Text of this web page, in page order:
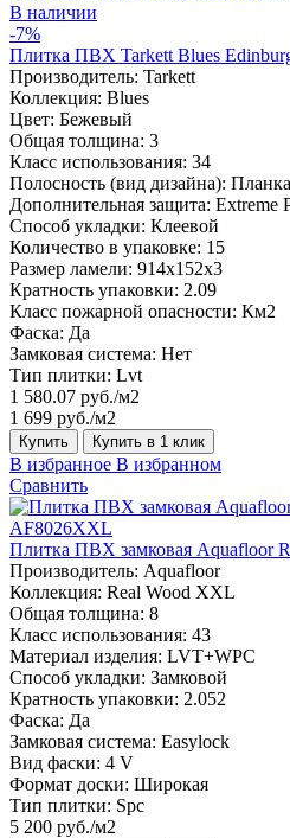
В наличии
-7%
Плитка ПВХ Tarkett Blues
Производитель: Tarkett
Коллекция: Blues
Цвет: Бежевый
Общая толщина: 3
Класс использования: 34
Полосность (вид дизайна): Планка
Дополнительная защита: Extreme
Способ укладки: Клеевой
Количество в упаковке: 15
Размер ламели: 914x152x3
Кратность упаковки: 2.09
Класс пожарной опасности: Км2
Фаска: Да
Замковая система: Нет
Тип плитки: Lvt
1 580.07 руб./м2
1 699 руб./м2
Купить Купить в 1 клик
В избранное В избранном
Сравнить
Плитка ПВХ замковая Aquafloor
Производитель: Aquafloor
Коллекция: Real Wood XXL
Общая толщина: 8
Класс использования: 43
Материал изделия: LVT+WPC
Способ укладки: Замковой
Кратность упаковки: 2.052
Фаска: Да
Замковая система: Easylock
Вид фаски: 4 V
Формат доски: Широкая
Тип плитки: Spc
5 200 руб./м2